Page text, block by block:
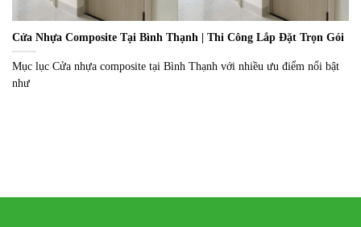
Cửa Nhựa Composite Tại Bình Thạnh | Thi Công Lắp Đặt Trọn Gói
Mục lục Cửa nhựa composite tại Bình Thạnh với nhiều ưu điểm nổi bật
như